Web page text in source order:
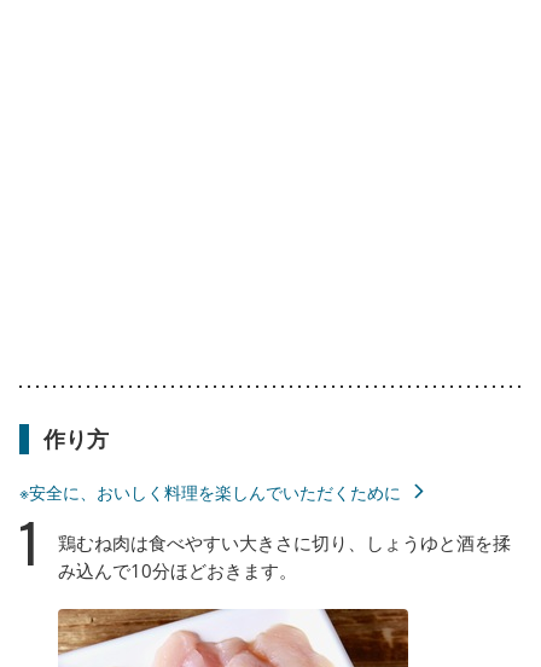
作り方
※安全に、おいしく料理を楽しんでいただくために
1
鶏むね肉は食べやすい大きさに切り、しょうゆと酒を揉
み込んで10分ほどおきます。